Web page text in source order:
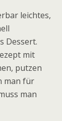
leichtes,
Dessert.
mit
putzen
man für
man